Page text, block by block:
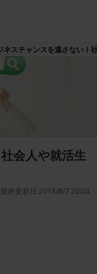
ネスチャンスを逃さない！
会人や就活生
最終更新日 2018/8/7 20:04